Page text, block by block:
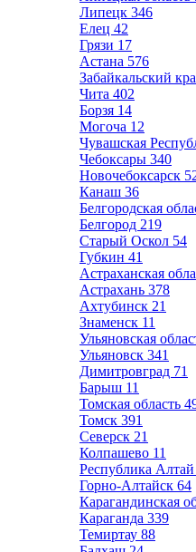
Липецк 346
Елец 42
Грязи 17
Астана 576
Забайкальский
Чита 402
Борзя 14
Могоча 12
Чувашская
Чебоксары 340
Новочебоксарск
Канаш 36
Белгородская
Белгород 219
Старый Оскол 54
Губкин 41
Астраханская
Астрахань 378
Ахтубинск 21
Знаменск 11
Ульяновская
Ульяновск 341
Димитровград 71
Барыш 11
Томская область
Томск 391
Северск 21
Колпашево 11
Республика Алтай
Горно-Алтайск 64
Карагандинская
Караганда 339
Темиртау 88